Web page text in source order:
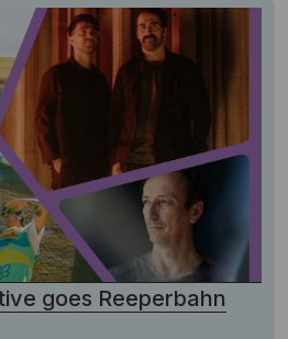
goes Reeperbahn